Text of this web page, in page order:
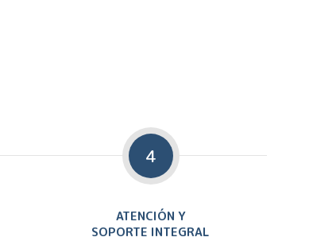
4
ATENCIÓN Y
SOPORTE INTEGRAL